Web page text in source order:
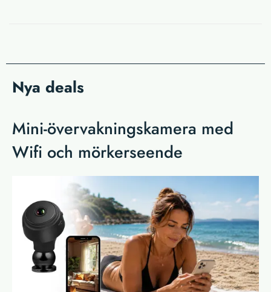
Nya deals
Mini-övervakningskamera med
Wifi och mörkerseende